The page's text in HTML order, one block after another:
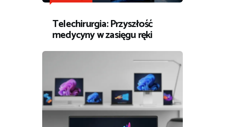
Telechirurgia: Przyszłość
medycyny w zasięgu ręki